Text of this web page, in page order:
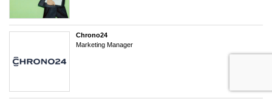
Chrono24
Marketing Manager